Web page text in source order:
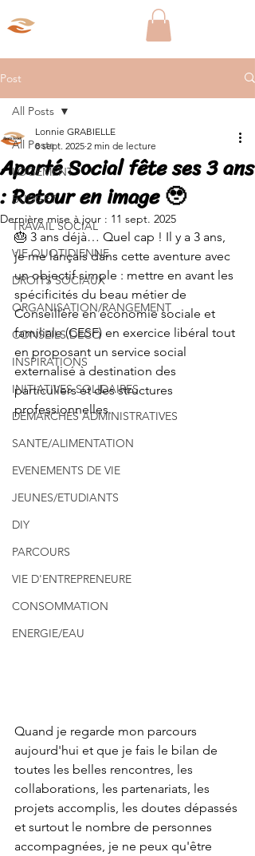
Post
All Posts
LOGEMENT
BUDGET
TRAVAIL SOCIAL
VIE QUOTIDIENNE
DROITS SOCIAUX
ORGANISATION/RANGEMENT
CONSEILS DECO
INSPIRATIONS
INITIATIVES SOLIDAIRES
DEMARCHES ADMINISTRATIVES
SANTE/ALIMENTATION
EVENEMENTS DE VIE
JEUNES/ETUDIANTS
DIY
PARCOURS
VIE D'ENTREPRENEURE
CONSOMMATION
ENERGIE/EAU
All Posts
Aparté Social fête ses 3 ans
: Retour en image 🥹
Lonnie GRABIELLE
8 sept. 2025 2 min de lecture
Dernière mise à jour : 11 sept. 2025
🎂 3 ans déjà… Quel cap ! Il y a 3 ans,
je me lançais dans cette aventure avec
un objectif simple : mettre en avant les
spécificités du beau métier de
Conseillère en économie sociale et
familiale (CESF) en exercice libéral tout
en proposant un service social
externalisé à destination des
particuliers et des structures
professionnelles.
Quand je regarde mon parcours
aujourd'hui et que je fais le bilan de
toutes les belles rencontres, les
collaborations, les partenariats, les
projets accomplis, les doutes dépassés
et surtout le nombre de personnes
accompagnées, je ne peux qu'être